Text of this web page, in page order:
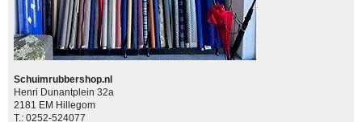
Schuimrubbershop.nl
Henri Dunantplein 32a
2181 EM Hillegom
T.: 0252-524077